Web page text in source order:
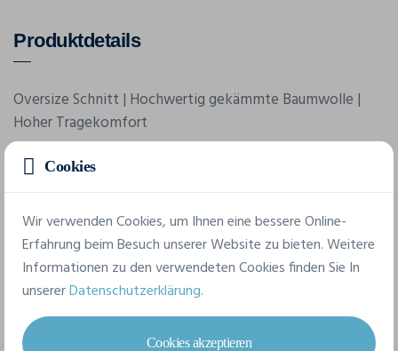
Produktdetails
Oversize Schnitt | Hochwertig gekämmte Baumwolle |
Hoher Tragekomfort
Merkmale
Marke
Build Your Brand
Referenz
BY122
Cookies
Wir verwenden Cookies, um Ihnen eine bessere Online-
Erfahrung beim Besuch unserer Website zu bieten. Weitere
Informationen zu den verwendeten Cookies finden Sie In
unsererDatenschutzerklärung.
Cookies akzeptieren